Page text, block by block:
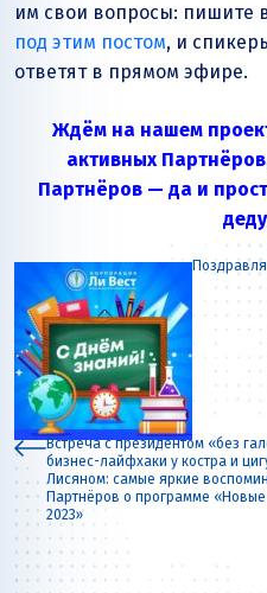
им свои вопросы: пишите
под этим постом, и
ответят в прямом эфире.
Ждём на нашем
активных
Партнёров — да и
Встреча с президентом «без
бизнес-лайфхаки у костра и
Лисяном: самые яркие
Партнёров о программе
2023»